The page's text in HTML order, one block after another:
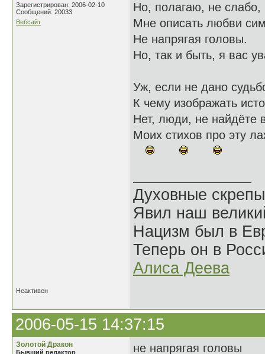
Зарегистрирован: 2006-02-10
Сообщений: 20033
Вебсайт
Но, полагаю, не слабо,
Мне описать любви
Не напрягая головы.
Но, так и быть, я вас
Уж, если не дано
К чему изображать
Нет, люди, не найдёте
Моих стихов про эту
Духовные
Явил наш
Нацизм был в
Теперь он в
Алиса Деева
Неактивен
2006-05-15 14:37:15
Золотой Дракон
Бывший редактор не напрягая головы